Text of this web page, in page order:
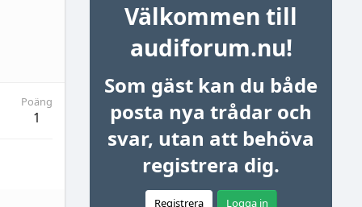
Poäng
1
Välkommen till
audiforum.nu!
Som gäst kan du både
posta nya trådar och
svar, utan att behöva
registrera dig.
Registrera Logga in